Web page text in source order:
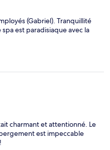
(Gabriel). Tranquillité
est paradisiaque avec la
charmant et attentionné. Le
est impeccable